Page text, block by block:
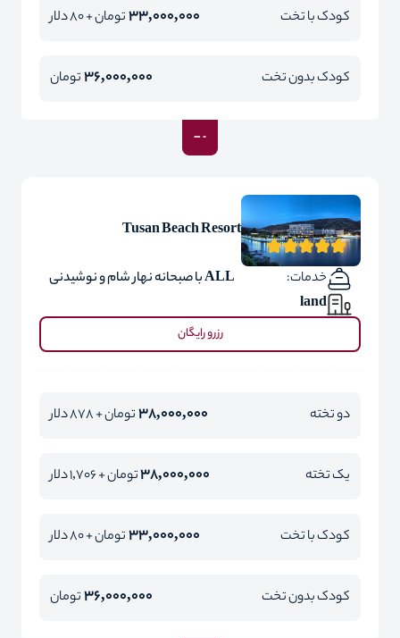
کودک با تخت 33,000,000تومان + 80 دلار
کودک بدون تخت 36,000,000تومان
Tusan Beach Resort
خدمات:
ALL با صبحانه نهار شام و نوشیدنی
land
رزرو رایگان
دو تخته 38,000,000تومان + 878 دلار
یک تخته 38,000,000تومان + 1,706 دلار
کودک با تخت 33,000,000تومان + 80 دلار
کودک بدون تخت 36,000,000تومان